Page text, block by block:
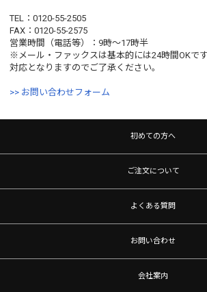
TEL：0120-55-2505
FAX：0120-55-2575
営業時間（電話等）：9時〜17時半
※メール・ファックスは基本的には24時間OKで
対応となりますのでご了承ください。
>> お問い合わせフォーム
初めての方へ
ご注文について
よくある質問
お問い合わせ
会社案内